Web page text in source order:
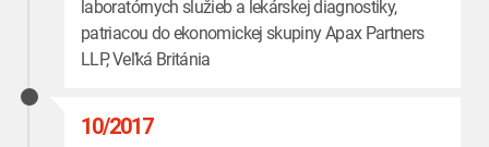
laboratórnych služieb a lekárskej diagnostiky,
patriacou do ekonomickej skupiny Apax Partners
LLP, Veľká Británia
10/2017